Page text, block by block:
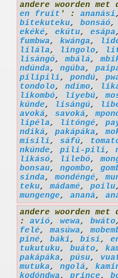
andere woorden
en fruit ' : ananási
bitekuteku, bonsáó,
ekéké, ekútu, esápa
fumbwa, kwánga,
lilála, lingolo,
lisángó,mbálá,
ndúnda, ngúba,
pilipili, pondú,
tondolo, ndímo,
likombó, liyebú,
kúnde, lisángú,
avoká, savoká,
lipéla, litóngé,
ndiká, pakápáka,
misili, sáfú,
nkúnde, pili-pili,
likásó, lilebó,
bonsau, ngombo,
sinda,mondéngé,
teku,mádamé, poilu
mungenge, ananá,
andere woorden
: avió, wewa, bwáto
felé,masúwa,
piné, báki, bísi,
tukutuku, buáto,
pakápáka, púsu,
mutuka, ngolá,